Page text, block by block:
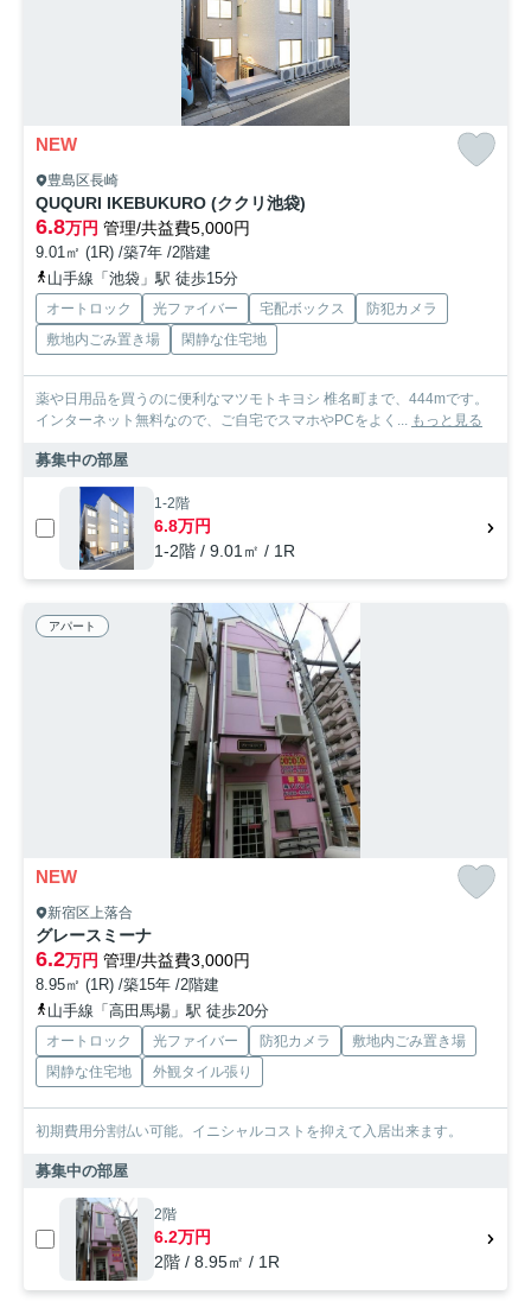
NEW
豊島区長崎
QUQURI IKEBUKURO (ククリ池袋)
6.8万円 管理/共益費5,000円
9.01㎡ (1R) /築7年 /2階建
山手線「池袋」駅 徒歩15分
オートロック 光ファイバー 宅配ボックス
防犯カメラ
敷地内ごみ置き場
閑静な住宅地
薬や日用品を買うのに便利なマツモトキヨシ 椎名町まで、444mです。
インターネット無料なので、ご自宅でスマホやPCをよく... もっと見る
募集中の部屋
1-2階
6.8万円
1-2階 / 9.01㎡ / 1R
アパート
NEW
新宿区上落合
グレースミーナ
6.2万円 管理/共益費3,000円
8.95㎡ (1R) /築15年 /2階建
山手線「高田馬場」駅 徒歩20分
オートロック 光ファイバー 防犯カメラ
敷地内ごみ置き場
閑静な住宅地
外観タイル張り
初期費用分割払い可能。イニシャルコストを抑えて入居出来ます。
募集中の部屋
2階
6.2万円
2階 / 8.95㎡ / 1R